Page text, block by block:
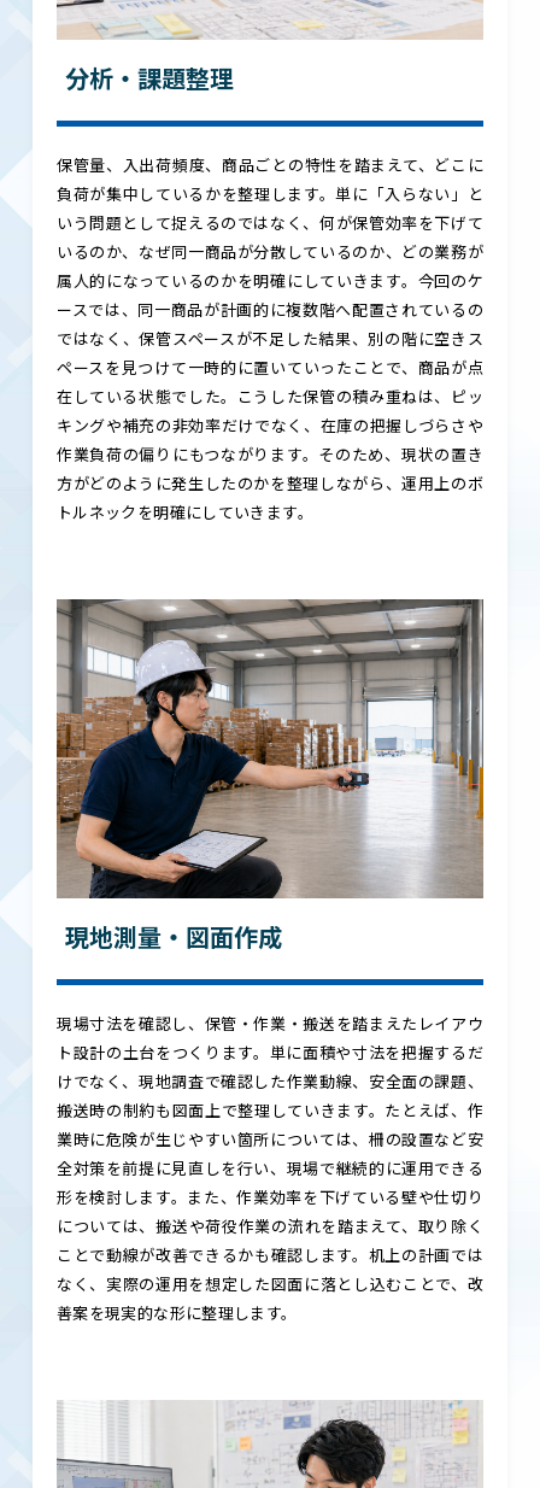
分析・課題整理
保管量、入出荷頻度、商品ごとの特性を踏まえて、どこに
負荷が集中しているかを整理します。単に「入らない」と
いう問題として捉えるのではなく、何が保管効率を下げて
いるのか、なぜ同一商品が分散しているのか、どの業務が
属人的になっているのかを明確にしていきます。今回のケ
ースでは、同一商品が計画的に複数階へ配置されているの
ではなく、保管スペースが不足した結果、別の階に空きス
ペースを見つけて一時的に置いていったことで、商品が点
在している状態でした。こうした保管の積み重ねは、ピッ
キングや補充の非効率だけでなく、在庫の把握しづらさや
作業負荷の偏りにもつながります。そのため、現状の置き
方がどのように発生したのかを整理しながら、運用上のボ
トルネックを明確にしていきます。
現地測量・図面作成
現場寸法を確認し、保管・作業・搬送を踏まえたレイアウ
ト設計の土台をつくります。単に面積や寸法を把握するだ
けでなく、現地調査で確認した作業動線、安全面の課題、
搬送時の制約も図面上で整理していきます。たとえば、作
業時に危険が生じやすい箇所については、柵の設置など安
全対策を前提に見直しを行い、現場で継続的に運用できる
形を検討します。また、作業効率を下げている壁や仕切り
については、搬送や荷役作業の流れを踏まえて、取り除く
ことで動線が改善できるかも確認します。机上の計画では
なく、実際の運用を想定した図面に落とし込むことで、改
善案を現実的な形に整理します。